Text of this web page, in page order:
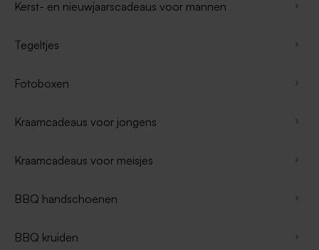
Kerst- en nieuwjaarscadeaus voor mannen
Tegeltjes
Fotoboxen
Kraamcadeaus voor jongens
Kraamcadeaus voor meisjes
BBQ handschoenen
BBQ kruiden